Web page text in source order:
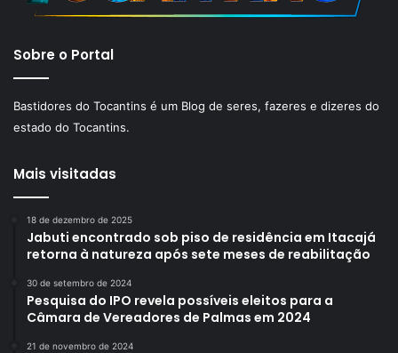
Sobre o Portal
Bastidores do Tocantins é um Blog de seres, fazeres e dizeres do
estado do Tocantins.
Mais visitadas
18 de dezembro de 2025
Jabuti encontrado sob piso de residência em Itacajá
retorna à natureza após sete meses de reabilitação
30 de setembro de 2024
Pesquisa do IPO revela possíveis eleitos para a
Câmara de Vereadores de Palmas em 2024
21 de novembro de 2024